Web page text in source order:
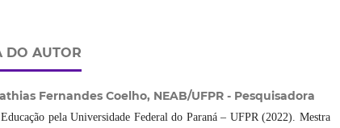
DO AUTOR
Fernandes Coelho, NEAB/UFPR - Pesquisadora
pela Universidade Federal do Paraná – UFPR (2022). Mestra